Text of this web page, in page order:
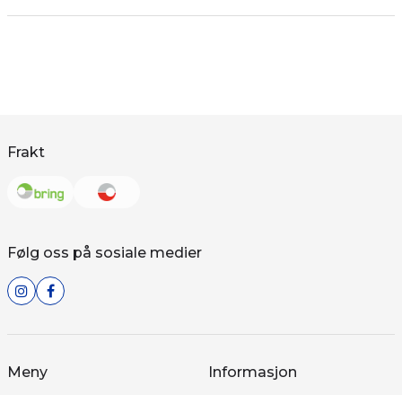
Frakt
Følg oss på sosiale medier
Meny Informasjon